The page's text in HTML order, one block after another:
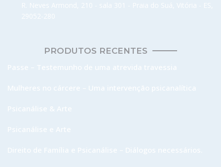
R. Neves Armond, 210 - sala 301 - Praia do Suá, Vitória - ES,
29052-280
PRODUTOS RECENTES
Passe – Testemunho de uma atrevida travessia
Mulheres no cárcere – Uma intervenção psicanalítica
Psicanálise & Arte
Psicanálise e Arte
Direito de Família e Psicanálise – Diálogos necessários.